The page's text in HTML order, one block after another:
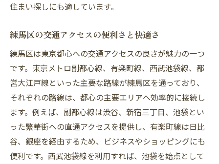
住まい探しにも適しています。
練馬区の交通アクセスの便利さと快適さ
練馬区は東京都心への交通アクセスの良さが魅力の一つ
です。東京メトロ副都心線、有楽町線、西武池袋線、都
営大江戸線といった主要な路線が練馬区を通っており、
それぞれの路線は、都心の主要エリアへ効率的に接続し
ます。例えば、副都心線は渋谷、新宿三丁目、池袋とい
った繁華街への直通アクセスを提供し、有楽町線は日比
谷、銀座を経由するため、ビジネスやショッピングにも
便利です。西武池袋線を利用すれば、池袋を始点として